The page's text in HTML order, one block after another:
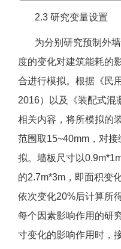
2.3 研究变量设置
为分别研究预制外墙
度的变化对建筑能耗的
合进行模拟。根据《民
2016）以及《装配式混
相关内容，将所模拟的
范围取15~40mm，对
拟。墙板尺寸以
的2.7m*3m，即面积变
依次变化20%后计算所
每个因素影响作用的研
寸变化的影响作用时，